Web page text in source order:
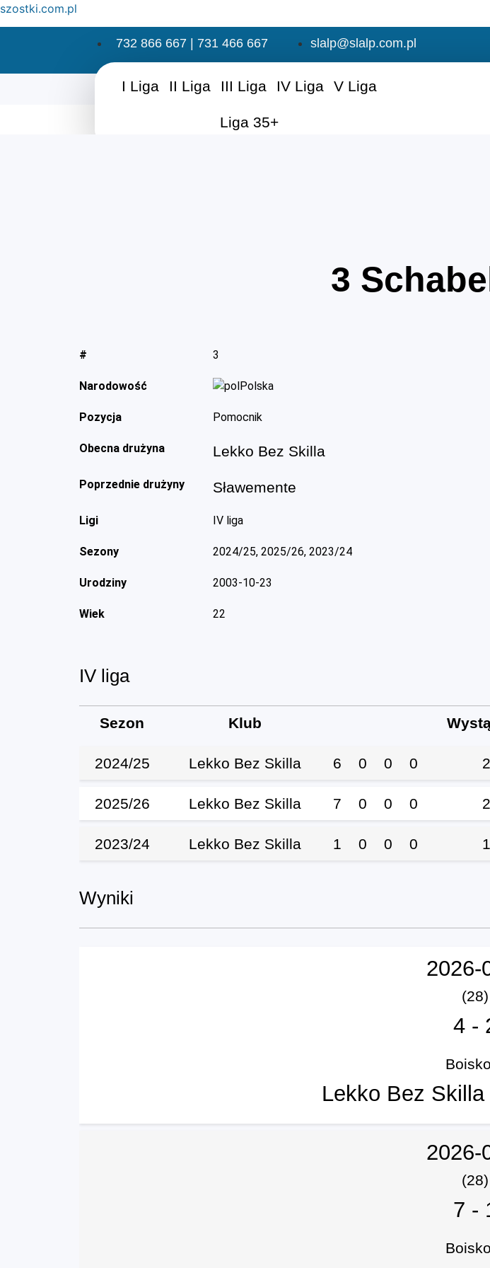
szostki.com.pl
732 866 667 | 731 466 667 slalp@slalp.com.pl
I Liga II Liga III Liga IV Liga V Liga
Liga 35+
3
# 3
Narodowość Polska
Pozycja Pomocnik
Obecna drużyna Lekko Bez Skilla
Poprzednie drużyny Sławemente
Ligi IV liga
Sezony 2024/25, 2025/26, 2023/24
Urodziny 2003-10-23
Wiek 22
IV liga
Sezon Klub
2024/25 Lekko Bez Skilla 6 0 0 0
2025/26 Lekko Bez Skilla 7 0 0 0
2023/24 Lekko Bez Skilla 1 0 0 0
Wyniki
2026-
(28)
4 -
Lekko Bez
2026-
(28)
7 -